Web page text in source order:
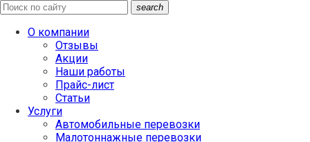
search
О компании
Отзывы
Акции
Наши работы
Прайс-лист
Статьи
Услуги
Автомобильные перевозки
Малотоннажные перевозки